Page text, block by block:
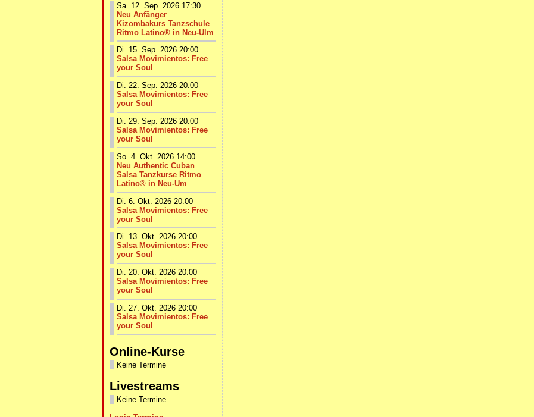
Sa. 12. Sep. 2026 17:30
Neu Anfänger
Kizombakurs Tanzschule
Ritmo Latino® in Neu-Ulm
Di. 15. Sep. 2026 20:00
Salsa Movimientos: Free
your Soul
Di. 22. Sep. 2026 20:00
Salsa Movimientos: Free
your Soul
Di. 29. Sep. 2026 20:00
Salsa Movimientos: Free
your Soul
So. 4. Okt. 2026 14:00
Neu Authentic Cuban
Salsa Tanzkurse Ritmo
Latino® in Neu-Um
Di. 6. Okt. 2026 20:00
Salsa Movimientos: Free
your Soul
Di. 13. Okt. 2026 20:00
Salsa Movimientos: Free
your Soul
Di. 20. Okt. 2026 20:00
Salsa Movimientos: Free
your Soul
Di. 27. Okt. 2026 20:00
Salsa Movimientos: Free
your Soul
Online-Kurse
Keine Termine
Livestreams
Keine Termine